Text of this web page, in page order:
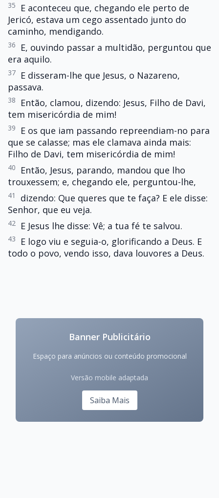
35
E aconteceu que, chegando ele perto de
Jericó, estava um cego assentado junto do
caminho, mendigando.
36
E, ouvindo passar a multidão, perguntou que
era aquilo.
37
E disseram-lhe que Jesus, o Nazareno,
passava.
38
Então, clamou, dizendo: Jesus, Filho de Davi,
tem misericórdia de mim!
39
E os que iam passando repreendiam-no para
que se calasse; mas ele clamava ainda mais:
Filho de Davi, tem misericórdia de mim!
40
Então, Jesus, parando, mandou que lho
trouxessem; e, chegando ele, perguntou-lhe,
41
dizendo: Que queres que te faça? E ele disse:
Senhor, que eu veja.
42 E Jesus lhe disse: Vê; a tua fé te salvou.
43
E logo viu e seguia-o, glorificando a Deus. E
todo o povo, vendo isso, dava louvores a Deus.
Banner Publicitário
Espaço para anúncios ou conteúdo promocional
Versão mobile adaptada
Saiba Mais